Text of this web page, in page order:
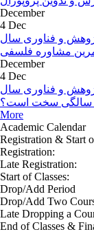
December
4 Dec
و فناوری سال
December
4 Dec
و فناوری سال
More
Academic Calendar
Registration & Start
Registration:
Late Registration:
Start of Classes:
Drop/Add Period
Drop/Add Two
Late Dropping a
End of Classes &